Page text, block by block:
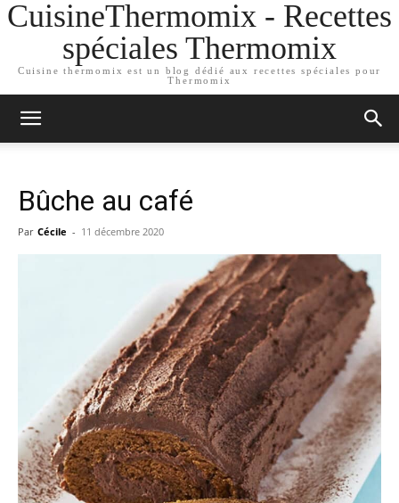
CuisineThermomix - Recettes
spéciales Thermomix
Cuisine thermomix est un blog dédié aux recettes spéciales pour
Thermomix
Bûche au café
Par Cécile - 11 décembre 2020